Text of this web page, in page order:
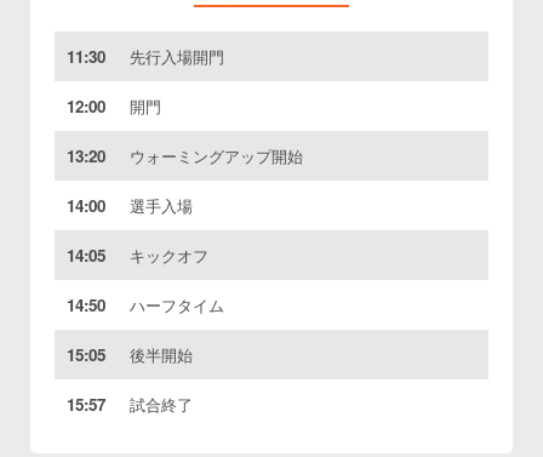
11:30 先行入場開門
12:00 開門
13:20 ウォーミングアップ開始
14:00 選手入場
14:05 キックオフ
14:50 ハーフタイム
15:05 後半開始
15:57 試合終了